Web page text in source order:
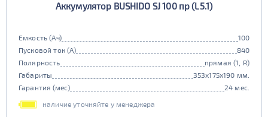
Аккумулятор BUSHIDO SJ 100 пр (L5.1)
Емкость (Ач)
100
Пусковой ток (А)
840
Полярность
прямая (1, R)
Габариты
353x175x190 мм.
Гарантия (мес)
24 мес.
наличие уточняйте у менеджера